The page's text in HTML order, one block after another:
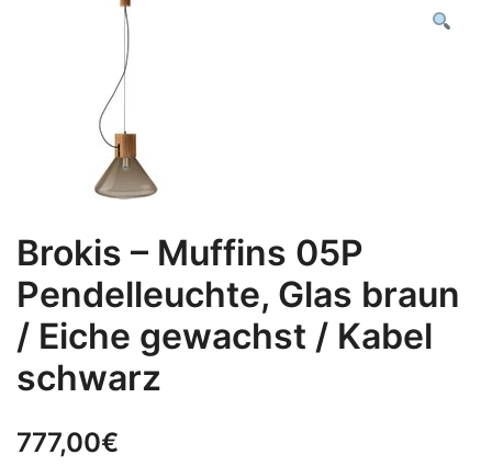
Brokis – Muffins 05P
Pendelleuchte, Glas braun
/ Eiche gewachst / Kabel
schwarz
777,00€